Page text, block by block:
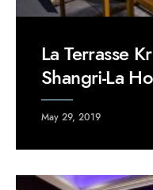
La Terrasse
Shangri-La
May 29, 2019